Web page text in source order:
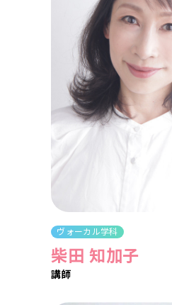
ヴォーカル学科
柴田 知加子
講師